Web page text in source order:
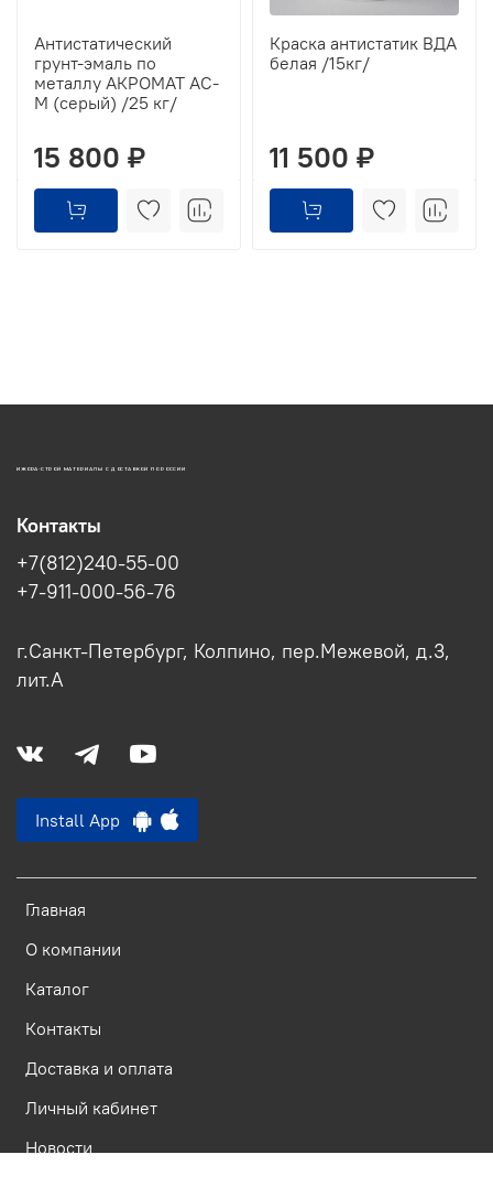
Антистатический
грунт-эмаль по
металлу АКРОМАТ АС-
М (серый) /25 кг/
15 800 ₽
Краска антистатик ВДА
белая /15кг/
11 500 ₽
ИЖОРА-СТРОЙ МАТЕРИАЛЫ С ДОСТАВКОЙ ПО РОССИИ
Главная
О компании
Каталог
Контакты
Доставка и оплата
Личный кабинет
Новости
Контакты
+7(812)240-55-00
+7-911-000-56-76
г.Санкт-Петербург, Колпино, пер.Межевой, д.3,
лит.А
Install App